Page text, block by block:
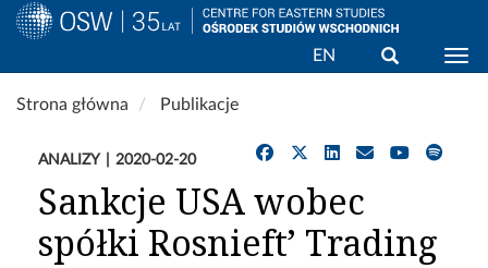
Przejdź
do
EN Wyszukaj
Strona główna Publikacje
ANALIZY 2020-02-20
Sankcje USA wobec
spółki Rosnieft’ Trading